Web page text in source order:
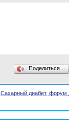
Поделиться…
Сахарный диабет, форум